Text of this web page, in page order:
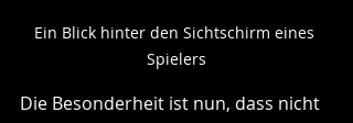
Ein Blick hinter den Sichtschirm eines
Spielers
Die Besonderheit ist nun, dass nicht